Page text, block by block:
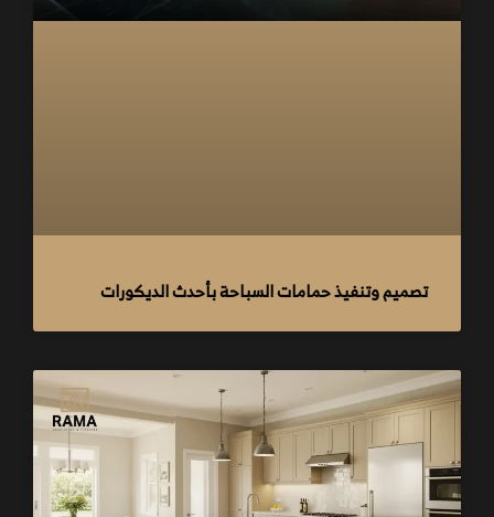
تصميم وتنفيذ حمامات السباحة بأحدث الديكورات